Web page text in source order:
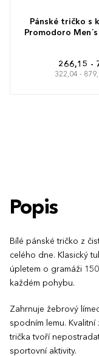
Pánské tričko s
Promodoro
266,15 -
322,04 -
Popis
Bílé pánské tričko z
celého dne. Klasický
úpletem o gramáži
každém pohybu.
Zahrnuje žebrový
spodním lemu.
trička tvoří
sportovní aktivity.